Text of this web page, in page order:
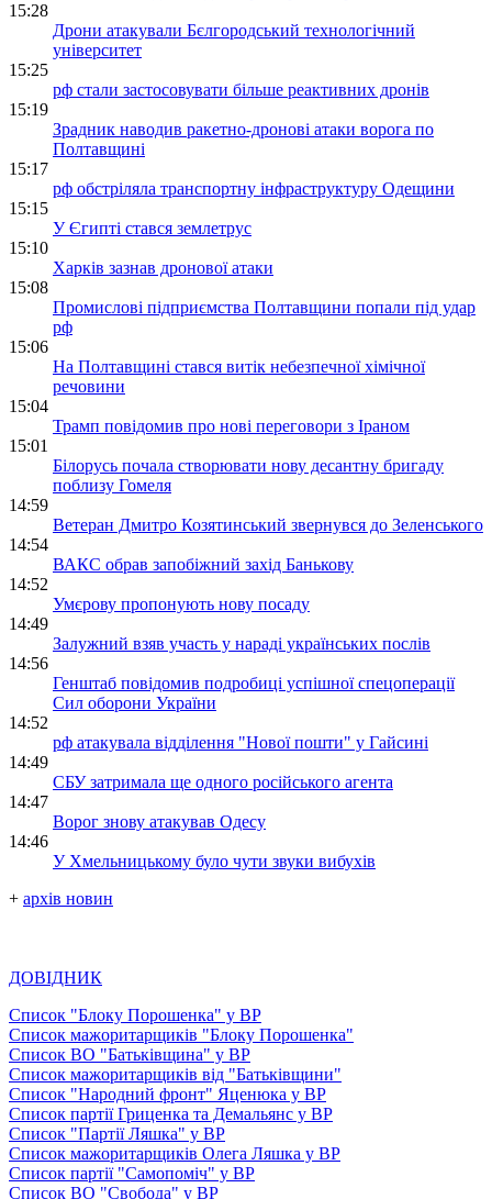
15:28
Дрони атакували Бєлгородський технологічний
університет
15:25
рф стали застосовувати більше реактивних дронів
15:19
Зрадник наводив ракетно-дронові атаки ворога по
Полтавщині
15:17
рф обстріляла транспортну інфраструктуру Одещини
15:15
У Єгипті стався землетрус
15:10
Харків зазнав дронової атаки
15:08
Промислові підприємства Полтавщини попали під удар
рф
15:06
На Полтавщині стався витік небезпечної хімічної
речовини
15:04
Трамп повідомив про нові переговори з Іраном
15:01
Білорусь почала створювати нову десантну бригаду
поблизу Гомеля
14:59
Ветеран Дмитро Козятинський звернувся до Зеленського
14:54
ВАКС обрав запобіжний захід Банькову
14:52
Умєрову пропонують нову посаду
14:49
Залужний взяв участь у нараді українських послів
14:56
Генштаб повідомив подробиці успішної спецоперації
Сил оборони України
14:52
рф атакувала відділення "Нової пошти" у Гайсині
14:49
СБУ затримала ще одного російського агента
14:47
Ворог знову атакував Одесу
14:46
У Хмельницькому було чути звуки вибухів
+ архів новин
ДОВІДНИК
Список "Блоку Порошенка" у ВР
Список мажоритарщиків "Блоку Порошенка"
Список ВО "Батьківщина" у ВР
Список мажоритарщиків від "Батьківщини"
Список "Народний фронт" Яценюка у ВР
Список партії Гриценка та Демальянс у ВР
Список "Партії Ляшка" у ВР
Список мажоритарщиків Олега Ляшка у ВР
Список партії "Самопоміч" у ВР
Список ВО "Свобода" у ВР